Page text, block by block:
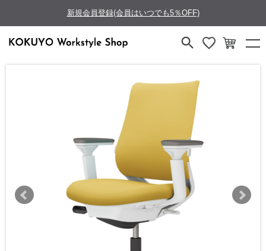
新規会員登録(会員はいつでも5％OFF)